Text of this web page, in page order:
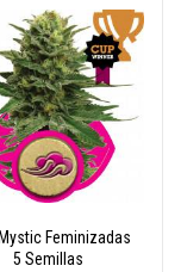
Feminizadas
5 Semillas